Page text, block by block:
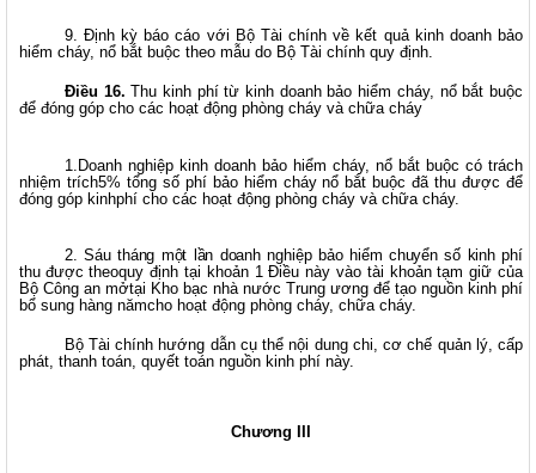
9. Định kỳ báo cáo với Bộ Tài chính về kết quả kinh doanh bảo
hiểm cháy, nổ bắt buộc theo mẫu do Bộ Tài chính quy định.
Điều 16.Thu kinh phí từ kinh doanh bảo hiểm cháy, nổ bắt buộc
để đóng góp cho các hoạt động phòng cháy và chữa cháy
1.Doanh nghiệp kinh doanh bảo hiểm cháy, nổ bắt buộc có trách
nhiệm trích5% tổng số phí bảo hiểm cháy nổ bắt buộc đã thu được để
đóng góp kinhphí cho các hoạt động phòng cháy và chữa cháy.
2. Sáu tháng một lần doanh nghiệp bảo hiểm chuyển số kinh phí
thu đượctheoquy định tại khoản 1 Điều này vào tài khoản tạm giữ của
Bộ Công an mởtại Kho bạc nhà nước Trung ương để tạo nguồn kinh phí
bổ sung hàng nămcho hoạt động phòng cháy, chữa cháy.
Bộ Tài chính hướng dẫn cụ thể nội dung chi, cơ chế quản lý, cấp
phát, thanh toán, quyết toán nguồn kinh phí này.
Chương III